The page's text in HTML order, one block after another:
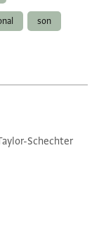
son
Schechter